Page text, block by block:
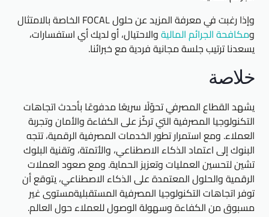
وإذا رغبت في معرفة المزيد عن حلول FOCAL الخاصة بالامتثال
ومكافحة الجرائم الماليةوالاحتيال، أو لديك أي استفسارات،
يسعدنا ترتيب جلسة مجانية فردية مع خبرائنا.
خلاصة
يشهد القطاع المصرفي تحوّلًا سريعًا مدفوعًا بأحدث اتجاهات
التكنولوجيا المصرفية التي تركّز على الكفاءة والأمان وتجربة
العملاء. ومع استمرار تطور الخدمات المصرفية الرقمية، تتجه
البنوك إلى اعتماد الذكاء الاصطناعي، والأتمتة، وتقنية البلوك
تشين لتحسين العمليات وتعزيز الحماية. ومع صعود العملات
الرقمية والحلول المعتمدة على الذكاء الاصطناعي، يتوقع أن
توفر اتجاهات التكنولوجيا المصرفية المستقبليةمستوى غير
مسبوق من الكفاءة وسهولة الوصول للعملاء حول العالم.